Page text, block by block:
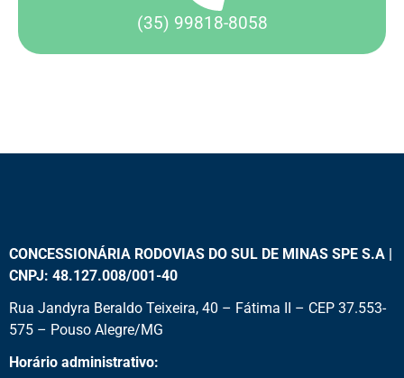
(35) 99818-8058
CONCESSIONÁRIA RODOVIAS DO SUL DE MINAS SPE S.A |
CNPJ: 48.127.008/001-40
Rua Jandyra Beraldo Teixeira, 40 – Fátima II – CEP 37.553-
575 – Pouso Alegre/MG
Horário administrativo: